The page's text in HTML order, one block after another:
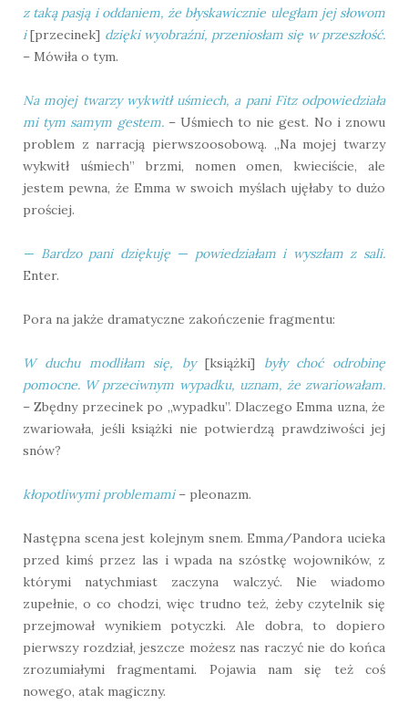
z taką pasją i oddaniem, że błyskawicznie uległam jej słowom
i[przecinek] dzięki wyobraźni, przeniosłam się w przeszłość.
– Mówiła o tym.
Na mojej twarzy wykwitł uśmiech, a pani Fitz odpowiedziała
mi tym samym gestem.– Uśmiech to nie gest. No i znowu
problem z narracją pierwszoosobową. „Na mojej twarzy
wykwitł uśmiech” brzmi, nomen omen, kwieciście, ale
jestem pewna, że Emma w swoich myślach ujęłaby to dużo
prościej.
— Bardzo pani dziękuję — powiedziałam i wyszłam z sali.
Enter.
Pora na jakże dramatyczne zakończenie fragmentu:
W duchu modliłam się, by [książki] były choć odrobinę
pomocne. W przeciwnym wypadku, uznam, że zwariowałam.
– Zbędny przecinek po „wypadku”. Dlaczego Emma uzna, że
zwariowała, jeśli książki nie potwierdzą prawdziwości jej
snów?
kłopotliwymi problemami– pleonazm.
Następna scena jest kolejnym snem. Emma/Pandora ucieka
przed kimś przez las i wpada na szóstkę wojowników, z
którymi natychmiast zaczyna walczyć. Nie wiadomo
zupełnie, o co chodzi, więc trudno też, żeby czytelnik się
przejmował wynikiem potyczki. Ale dobra, to dopiero
pierwszy rozdział, jeszcze możesz nas raczyć nie do końca
zrozumiałymi fragmentami. Pojawia nam się też coś
nowego, atak magiczny.